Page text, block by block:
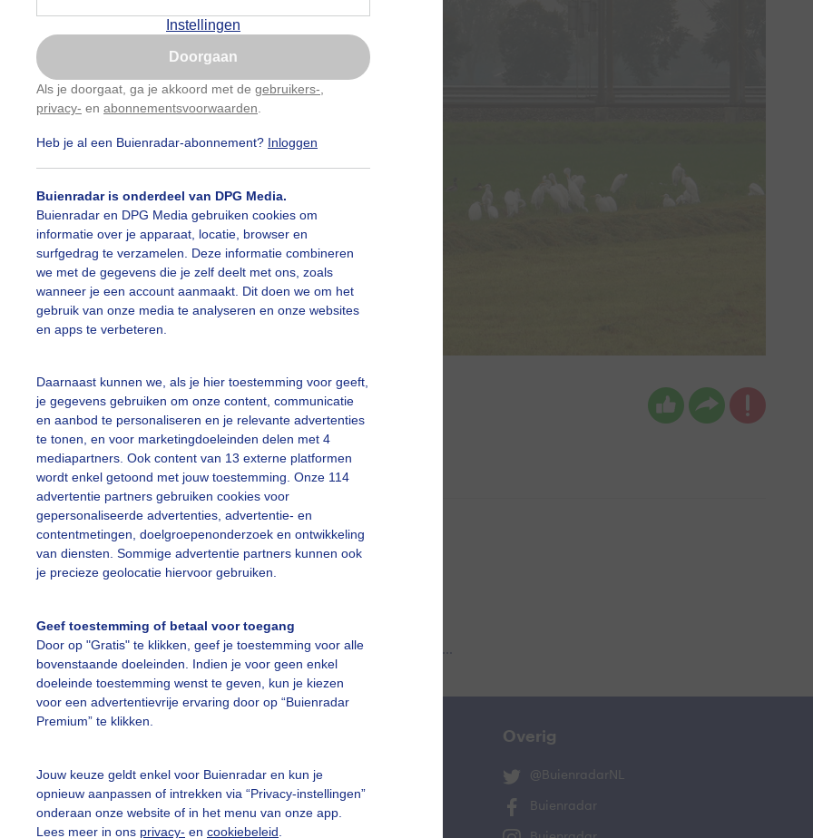
Instellingen
Doorgaan
Als je doorgaat, ga je akkoord met de gebruikers-
privacy- en abonnementsvoorwaarden
Heb je al een Buienradar-abonnement? Inloggen
Buienradar is onderdeel van DPG Media.
Buienradar en DPG Media gebruiken cookies om
informatie over je apparaat, locatie, browser en
surfgedrag te verzamelen. Deze informatie combineren
we met de gegevens die je zelf deelt met ons, zoals
wanneer je een account aanmaakt. Dit doen we om het
gebruik van onze media te analyseren en onze websites
en apps te verbeteren.
Daarnaast kunnen we, als je hier toestemming voor geeft,
je gegevens gebruiken om onze content, communicatie
en aanbod te personaliseren en je relevante advertenties
te tonen, en voor marketingdoeleinden delen met 4
mediapartners. Ook content van 13 externe platformen
wordt enkel getoond met jouw toestemming. Onze 114
advertentie partners gebruiken cookies voor
gepersonaliseerde advertenties, advertentie- en
contentmetingen, doelgroepenonderzoek en ontwikkeling
van diensten. Sommige advertentie partners kunnen ook
je precieze geolocatie hiervoor gebruiken.
Geef toestemming of betaal voor toegang
Door op "Gratis" te klikken, geef je toestemming voor alle
bovenstaande doeleinden. Indien je voor geen enkel
doeleinde toestemming wenst te geven, kun je kiezen
voor een advertentievrije ervaring door op “Buienradar
Premium” te klikken.
Jouw keuze geldt enkel voor Buienradar en kun je
opnieuw aanpassen of intrekken via “Privacy-instellingen”
onderaan onze website of in het menu van onze app.
Lees meer in ons privacy- en cookiebeleid
veel Zilverreigers langs de sloot
Trudy Fortuijn - van Es Gemaakt: 15-10-2025, 35x bekeken
Wolken Dieren
slideshow
Een moment geduld aub...
vragen
De Bilt
Overig
@BuienradarNL
Buienradar
Is goed, toon de popup
Nu niet, misschien later
Gebruik je Safari en wil je niet elke dag deze pop-up
Klikhierom dit aan te passen